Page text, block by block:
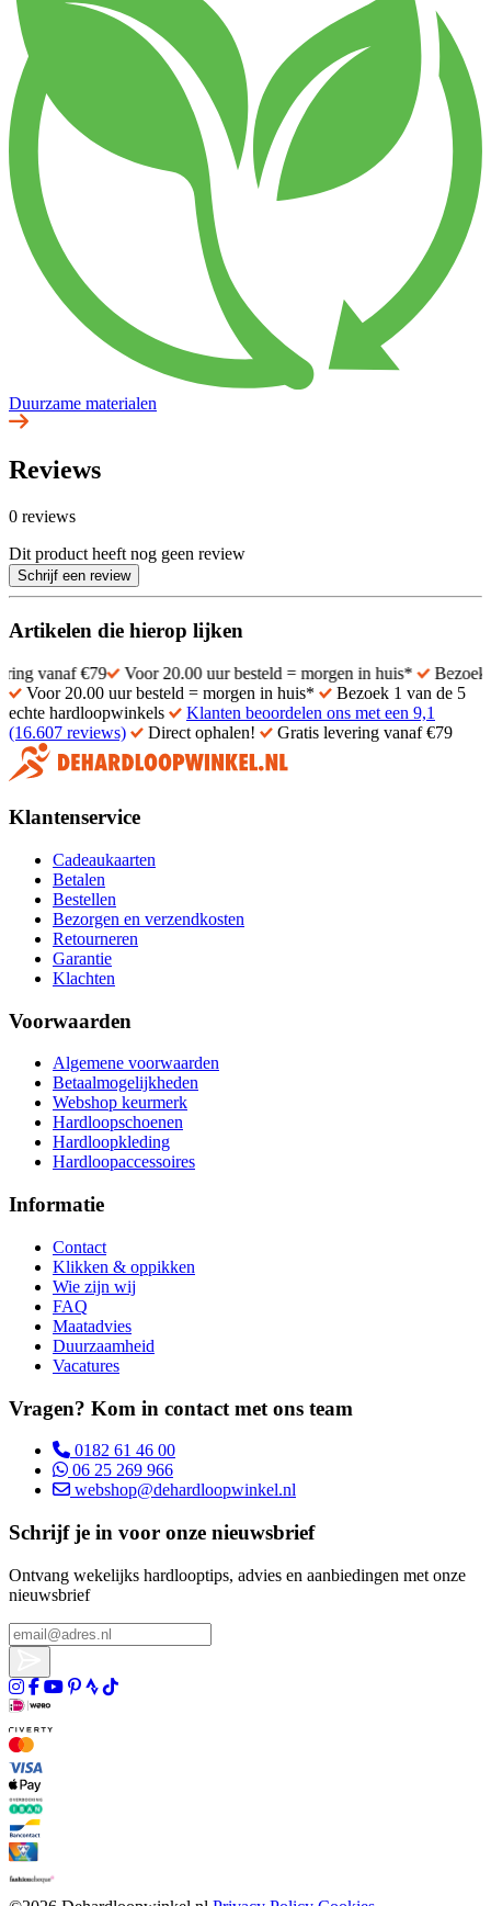
Duurzame materialen
Reviews
0 reviews
Dit product heeft nog geen review
Schrijf een review
Artikelen die hierop lijken
Voor 20.00 uur besteld = morgen in huis*
Bezoek 1 van de
Voor 20.00 uur besteld = morgen in huis*
Bezoek 1 van de 5
echte hardloopwinkels
Klanten beoordelen ons met een 9,1
(16.607 reviews)
Direct ophalen! Gratis levering vanaf €79
Klantenservice
Cadeaukaarten
Betalen
Bestellen
Bezorgen en verzendkosten
Retourneren
Garantie
Klachten
Voorwaarden
Algemene voorwaarden
Betaalmogelijkheden
Webshop keurmerk
Hardloopschoenen
Hardloopkleding
Hardloopaccessoires
Informatie
Contact
Klikken & oppikken
Wie zijn wij
FAQ
Maatadvies
Duurzaamheid
Vacatures
Vragen? Kom in contact met ons team
0182 61 46 00
06 25 269 966
webshop@dehardloopwinkel.nl
Schrijf je in voor onze nieuwsbrief
Ontvang wekelijks hardlooptips, advies en aanbiedingen met onze
nieuwsbrief